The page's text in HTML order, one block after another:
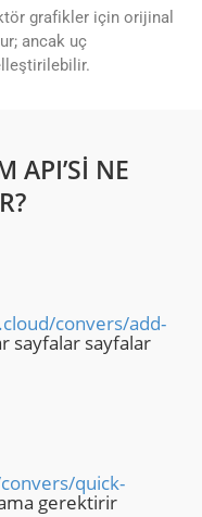
grafikler için orijinal
ancak uç
API’SI NE
convers/add-
sayfalar sayfalar
quick-
gerektirir